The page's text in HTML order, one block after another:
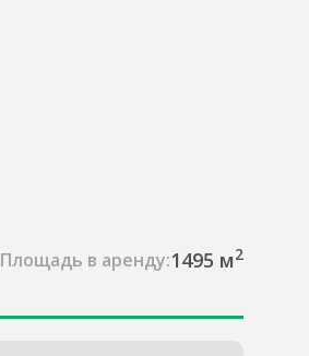
Площадь в аренду:1495 м2